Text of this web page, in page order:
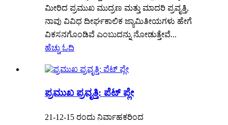
ಮೀರಿದ ಪ್ರಮುಖ ಮುದ್ರಣ ಮತ್ತು ಮಾದರಿ ಪ್ರವೃತ್ತಿ,
ನಾವು ವಿವಿಧ ದೀರ್ಘಕಾಲಿಕ ಜ್ಯಾಮಿತೀಯಗಳು ಹೇಗೆ
ವಿಕಸನಗೊಂಡಿವೆ ಎಂಬುದನ್ನು ನೋಡುತ್ತೇವೆ...
ಹೆಚ್ಚು ಓದಿ
ಪ್ರಮುಖ ಪ್ರವೃತ್ತಿ: ಪೆಟ್ ಪ್ಲೇ
21-12-15 ರಂದು ನಿರ್ವಾಹಕರಿಂದ